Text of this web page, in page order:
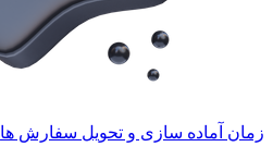
زمان آماده سازی و تحویل سفارش ها